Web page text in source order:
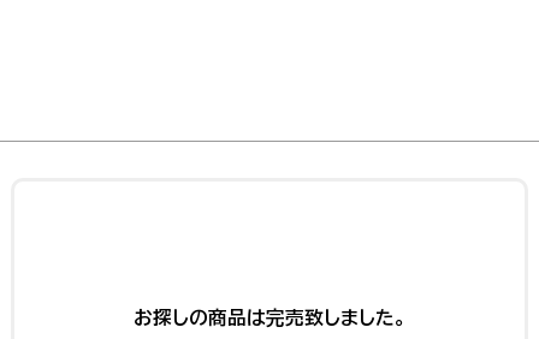
お探しの商品は完売致しました。